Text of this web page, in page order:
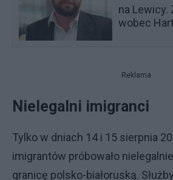
na Lewicy.
wobec
Reklama
Nielegalni imigranci
Tylko w dniach 14 i 15 sierpnia
imigrantów próbowało
granicę polsko-białoruską.